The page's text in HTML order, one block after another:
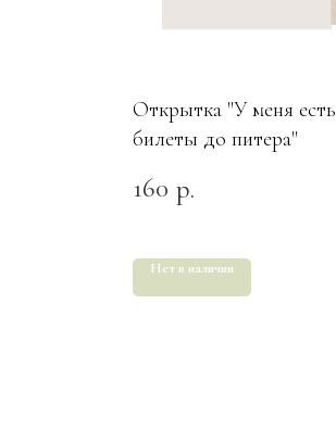
Открытка "У меня есть
билеты до питера"
160 р.
Нет в наличии